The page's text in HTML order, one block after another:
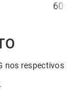
60
nos respectivos